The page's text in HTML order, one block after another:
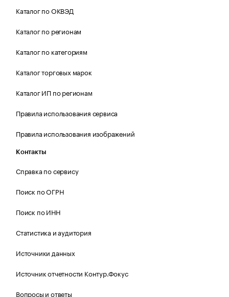
Каталог по ОКВЭД
Каталог по регионам
Каталог по категориям
Каталог торговых марок
Каталог ИП по регионам
Правила использования сервиса
Правила использования изображений
Контакты
Справка по сервису
Поиск по ОГРН
Поиск по ИНН
Статистика и аудитория
Источники данных
Источник отчетности Контур.Фокус
Вопросы и ответы